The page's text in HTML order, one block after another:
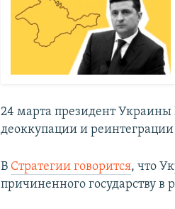
24 марта президент Украины
деоккупации и
В Стратегии говорится, что
причиненного государству в